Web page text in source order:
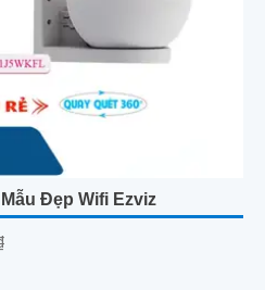
Đẹp Wifi Ezviz